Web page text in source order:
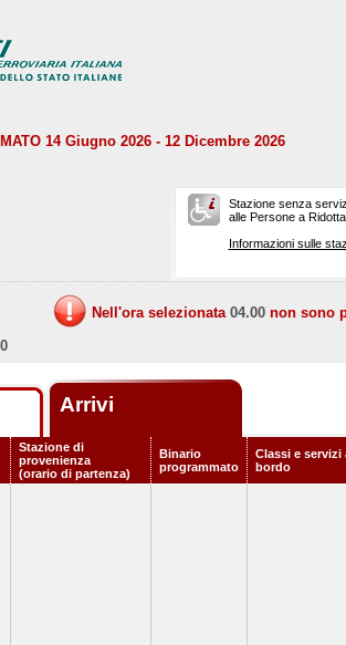
14 Giugno 2026 - 12 Dicembre 2026
Stazione senza
alle Persone a
Informazioni sulle
Nell'ora selezionata 04.00 non sono
Arrivi
Stazione di
provenienza
(orario di partenza)
Binario
programmato
Classi e servizi
bordo